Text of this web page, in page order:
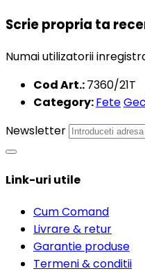
Scrie propria ta
Numai utilizatorii
Cod Art.:7360/21T
Category:Fete
Newsletter
Link-uri utile
Cum Comand
Livrare & retur
Garantie produse
Termeni & conditii